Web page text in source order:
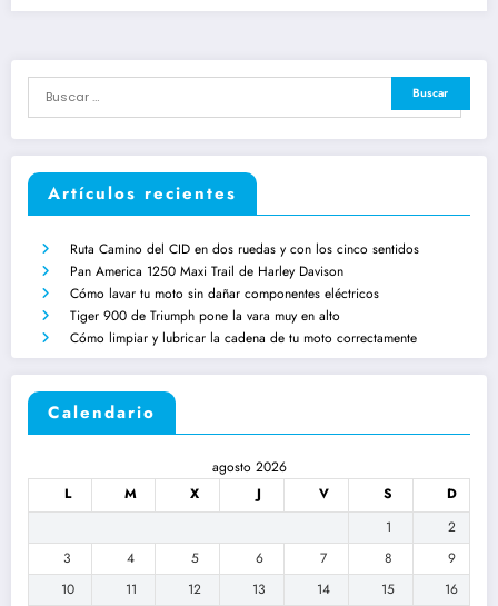
Artículos recientes
Ruta Camino del CID en dos ruedas y con los cinco sentidos
Pan America 1250 Maxi Trail de Harley Davison
Cómo lavar tu moto sin dañar componentes eléctricos
Tiger 900 de Triumph pone la vara muy en alto
Cómo limpiar y lubricar la cadena de tu moto correctamente
Calendario
agosto 2026
L
M X J V S
D
1
2
3
4 5 6 7 8
9
10
11 12 13 14 15 16